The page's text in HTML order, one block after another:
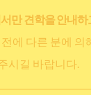
만 견학을 안내
에 다른 분에 의
시길 바랍니다.